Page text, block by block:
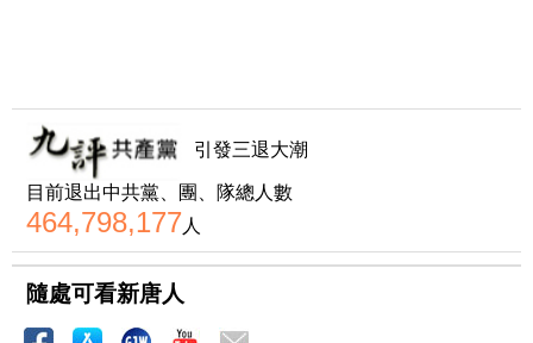
引發三退大潮
目前退出中共黨、團、隊總人數
464,798,177人
隨處可看新唐人